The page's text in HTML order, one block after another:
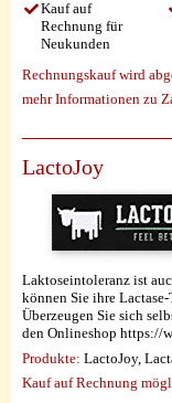
Kauf auf
Rechnung für
Neukunden
Rechnungskauf wird
mehr Informationen zu
LactoJoy
Laktoseintoleranz ist
können Sie ihre
Überzeugen Sie sich
den Onlineshop https://
Produkte: LactoJoy,
Kauf auf Rechnung